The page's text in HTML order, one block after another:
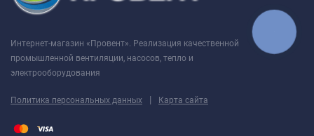
Интернет-магазин «Провент». Реализация качественной
промышленной вентиляции, насосов, тепло и
электрооборудования
Политика персональных данных | Карта сайта